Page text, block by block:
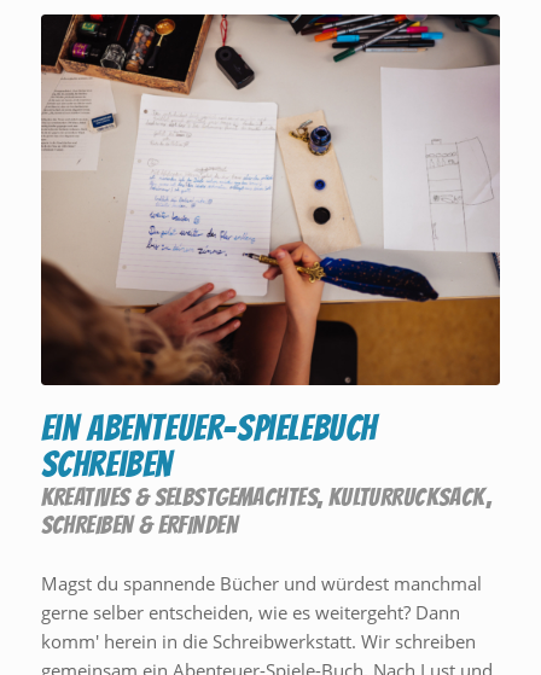
Ein Abenteuer-Spielebuch
schreiben
KREATIVES & SELBSTGEMACHTES, KULTURRUCKSACK,
SCHREIBEN & ERFINDEN
Magst du spannende Bücher und würdest manchmal
gerne selber entscheiden, wie es weitergeht? Dann
komm' herein in die Schreibwerkstatt. Wir schreiben